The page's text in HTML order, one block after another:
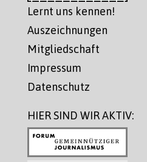
Lernt uns kennen!
Auszeichnungen
Mitgliedschaft
Impressum
Datenschutz
HIER SIND WIR AKTIV: